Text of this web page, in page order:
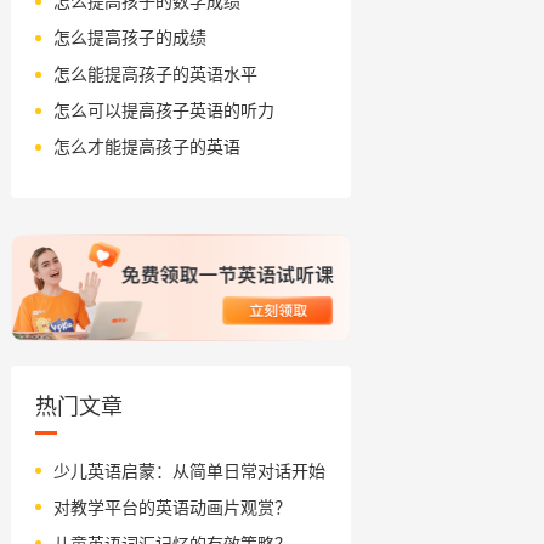
怎么提高孩子的成绩
怎么能提高孩子的英语水平
怎么可以提高孩子英语的听力
怎么才能提高孩子的英语
热门文章
少儿英语启蒙：从简单日常对话开始
对教学平台的英语动画片观赏？